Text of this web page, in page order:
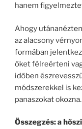
hanem
Ahogy
az alacsony
formában
őket félreérteni
időben
módszerekkel is
panaszokat okozna.
Összegzés: a